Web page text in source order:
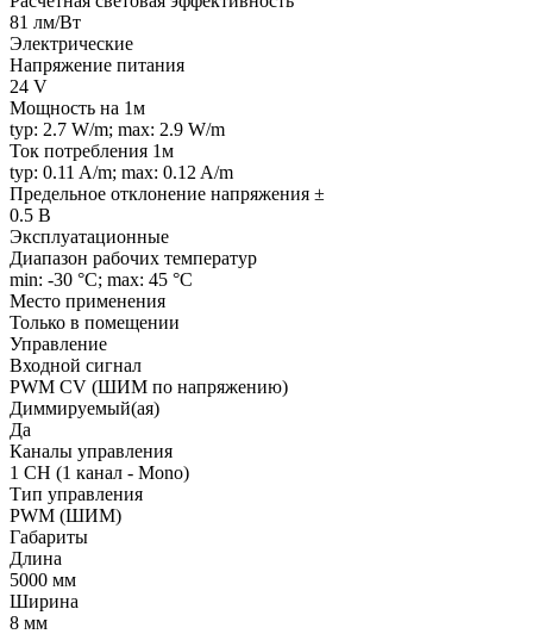
81 лм/Вт
Электрические
Напряжение питания
24 V
Мощность на 1м
typ: 2.7 W/m; max: 2.9 W/m
Ток потребления 1м
typ: 0.11 A/m; max: 0.12 A/m
Предельное отклонение напряжения ±
0.5 В
Эксплуатационные
Диапазон рабочих температур
min: -30 °C; max: 45 °C
Место применения
Только в помещении
Управление
Входной сигнал
PWM СV (ШИМ по напряжению)
Диммируемый(ая)
Да
Каналы управления
1 CH (1 канал - Mono)
Тип управления
PWM (ШИМ)
Габариты
Длина
5000 мм
Ширина
8 мм